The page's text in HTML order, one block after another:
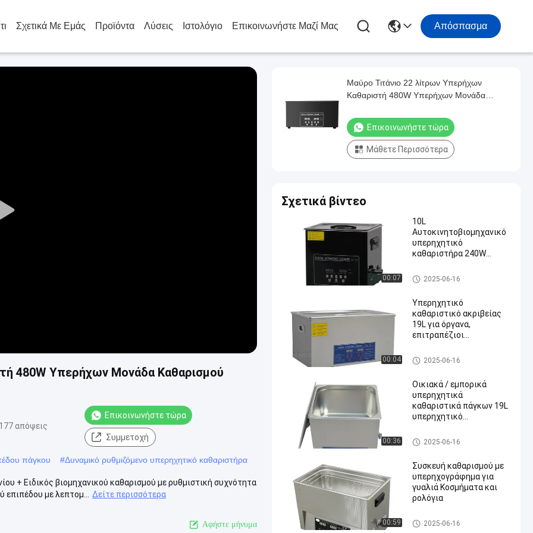
Σχετικά Με Εμάς Προϊόντα Λύσεις Ιστολόγιο Επικοινωνήστε Μαζί Μας Απόσπασμα
Play
480W Υπερήχων Μονάδα Καθαρισμού
απόψεις
Επικοινωνήστε τώρα
Συμμετοχή
πάγκου #Δυναμικό ρυθμιζόμενο υπερηχητικό καθαριστήρα
+ Ειδικός βιομηχανικού καθαρισμού με ρυθμιστική συχνότητα
με λεπτομ...
Δείτε περισσότερα
Αφήστε μήνυμα
Μαύρο Τιτάνιο 22 λίτρων Υπερήχων
Καθαριστή 480W Υπερήχων Μονάδα
Επικοινωνήστε τώρα
Μάθετε Περισσότερα
Σχετικά βίντεο
00:07
10L
Αυτοκινητοβιομηχανικό
υπερηχητικό
καθαριστήρα 240W
καθαρισμού 28kHz 40kHz
Καθαριστικό υπερήχων αυτο
κινήτου
2025-06-16
00:04
Υπερηχητικό
καθαριστικό ακριβείας
19L για όργανα,
επιτραπέζιοι
καθαριστές 420W για
λουράκια ρολογιών
Καθαριστικό υπερήχων αυτο
κινήτου
2025-06-16
00:36
Οικιακά / εμπορικά
υπερηχητικά
καθαριστικά πάγκων 19L
υπερηχητικό
οδοντοστοιχίες
Καθαριστικό υπερήχων αυτο
κινήτου
2025-06-16
00:59
Συσκευή καθαρισμού με
υπερηχογράφημα για
γυαλιά Κοσμήματα και
ρολόγια
Καθαριστικό υπερήχων αυτο
κινήτου
2025-06-16